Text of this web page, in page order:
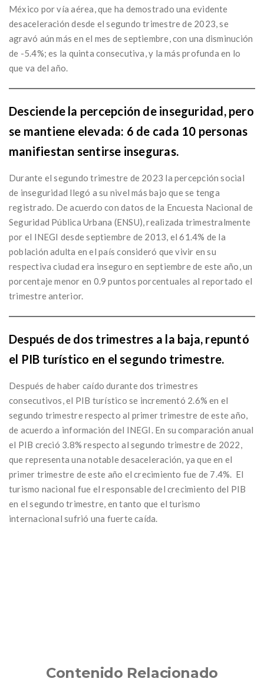
México por vía aérea, que ha demostrado una evidente
desaceleración desde el segundo trimestre de 2023, se
agravó aún más en el mes de septiembre, con una disminución
de -5.4%; es la quinta consecutiva, y la más profunda en lo
que va del año.
Desciende la percepción de inseguridad, pero
se mantiene elevada: 6 de cada 10 personas
manifiestan sentirse inseguras.
Durante el segundo trimestre de 2023 la percepción social
de inseguridad llegó a su nivel más bajo que se tenga
registrado. De acuerdo con datos de la Encuesta Nacional de
Seguridad Pública Urbana (ENSU), realizada trimestralmente
por el INEGI desde septiembre de 2013, el 61.4% de la
población adulta en el país consideró que vivir en su
respectiva ciudad era inseguro en septiembre de este año, un
porcentaje menor en 0.9 puntos porcentuales al reportado el
trimestre anterior.
Después de dos trimestres a la baja, repuntó
el PIB turístico en el segundo trimestre.
Después de haber caído durante dos trimestres
consecutivos, el PIB turístico se incrementó 2.6% en el
segundo trimestre respecto al primer trimestre de este año,
de acuerdo a información del INEGI. En su comparación anual
el PIB creció 3.8% respecto al segundo trimestre de 2022,
que representa una notable desaceleración, ya que en el
primer trimestre de este año el crecimiento fue de 7.4%. El
turismo nacional fue el responsable del crecimiento del PIB
en el segundo trimestre, en tanto que el turismo
internacional sufrió una fuerte caída.
Contenido Relacionado